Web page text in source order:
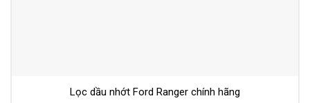
Lọc dầu nhớt Ford Ranger chính hãng